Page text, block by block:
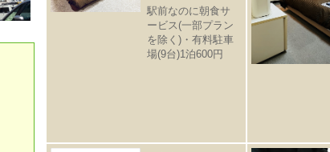
駅前なのに朝食サ
ービス (一部プラン
を除く)・ 有料駐車
場(9台)1泊600円